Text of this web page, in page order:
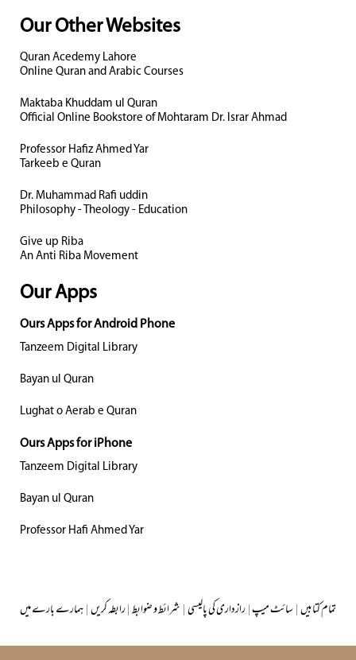
Our Other Websites
Quran Acedemy Lahore
Online Quran and Arabic Courses
Maktaba Khuddam ul Quran
Official Online Bookstore of Mohtaram Dr. Israr Ahmad
Professor Hafiz Ahmed Yar
Tarkeeb e Quran
Dr. Muhammad Rafi uddin
Philosophy - Theology - Education
Give up Riba
An Anti Riba Movement
Our Apps
Ours Apps for Android Phone
Tanzeem Digital Library
Bayan ul Quran
Lughat o Aerab e Quran
Ours Apps for iPhone
Tanzeem Digital Library
Bayan ul Quran
Professor Hafi Ahmed Yar
ہمارے بارے میں|رابطہ کریں|شرائط و ضوابط|رازداری کی پالیسی|سائٹ میپ|تمام کتابیں